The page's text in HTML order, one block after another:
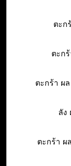
ตะก
ตะก
ตะกร้า ผ
ลัง
ตะกร้า ผ